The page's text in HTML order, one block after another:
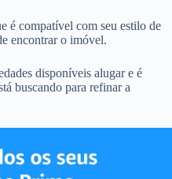
é compatível com seu estilo de
encontrar o imóvel.
disponíveis alugar e é
buscando para refinar a